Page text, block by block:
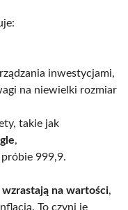
inwestycjami,
na niewielki rozmiar
takie jak
,
próbie 999,9.
wzrastają na wartości,
To czyni je